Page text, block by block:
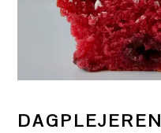
DAGPLEJEREN